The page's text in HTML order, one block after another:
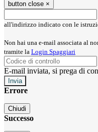
button close ×
all'indirizzo indicato con le
Non hai una e-mail associata al
tramite la Login Spaggiari
E-mail inviata, si prega di
Errore
Chiudi
Successo